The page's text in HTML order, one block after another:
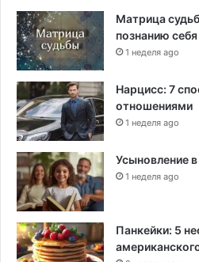
Матрица
познанию
1 неделя ago
Нарцисс: 7
отношениями
1 неделя ago
Усыновление
1 неделя ago
Панкейки: 5